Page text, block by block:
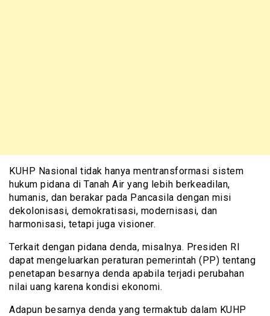
KUHP Nasional tidak hanya mentransformasi sistem
hukum pidana di Tanah Air yang lebih berkeadilan,
humanis, dan berakar pada Pancasila dengan misi
dekolonisasi, demokratisasi, modernisasi, dan
harmonisasi, tetapi juga visioner.
Terkait dengan pidana denda, misalnya. Presiden RI
dapat mengeluarkan peraturan pemerintah (PP) tentang
penetapan besarnya denda apabila terjadi perubahan
nilai uang karena kondisi ekonomi.
Adapun besarnya denda yang termaktub dalam KUHP